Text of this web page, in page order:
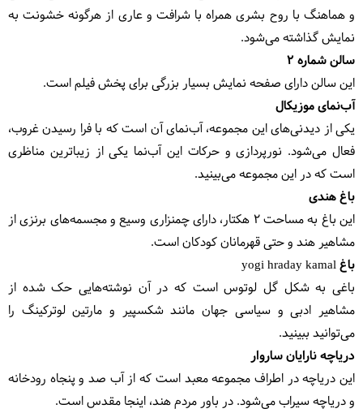
و هماهنگ با روح بشری همراه با شرافت و عاری از هرگونه خشونت به
نمایش گذاشته می‌شود.
سالن شماره ۲
این سالن دارای صفحه نمایش بسیار بزرگی برای پخش فیلم است.
آب‌نمای موزیکال
یکی از دیدنی‌های این مجموعه، آب‌نمای آن است که با فرا رسیدن غروب،
فعال می‌شود. نورپردازی و حرکات این آب‌نما یکی از زیباترین مناظری
است که در این مجموعه می‌بینید.
باغ هندی
این باغ به مساحت ۲ هکتار، دارای چمنزاری وسیع و مجسمه‌های برنزی از
مشاهیر هند و حتی قهرمانان کودکان است.
باغ yogi hraday kamal
باغی به شکل گل لوتوس است که در آن نوشته‌هایی حک شده از
مشاهیر ادبی و سیاسی جهان مانند شکسپیر و مارتین لوترکینگ را
می‌توانید ببینید.
دریاچه نارایان ساروار
این دریاچه در اطراف مجموعه معبد است که از آب صد و پنجاه رودخانه
و دریاچه سیراب می‌شود. در باور مردم هند، اینجا مقدس است.